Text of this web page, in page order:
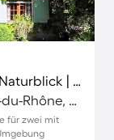
Ferienhaus mit Grill und Terrasse | Naturblick | Haustierfreundlich
Les Baux-de-Provence, Bouches-du-Rhône, Frankreich
für zwei mit